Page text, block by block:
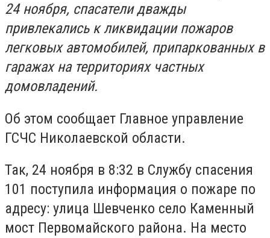
24 ноября, спасатели дважды
привлекались к ликвидации пожаров
легковых автомобилей, припаркованных в
гаражах на территориях частных
домовладений.
Об этом сообщает Главное управление
ГСЧС Николаевской области.
Так, 24 ноября в 8:32 в Службу спасения
101 поступила информация о пожаре по
адресу: улица Шевченко село Каменный
мост Первомайского района. На место